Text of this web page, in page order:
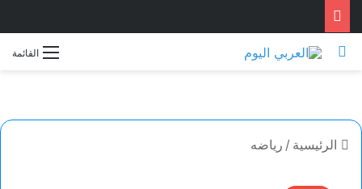
القائمة بحث عن
الرئيسية / رياضه